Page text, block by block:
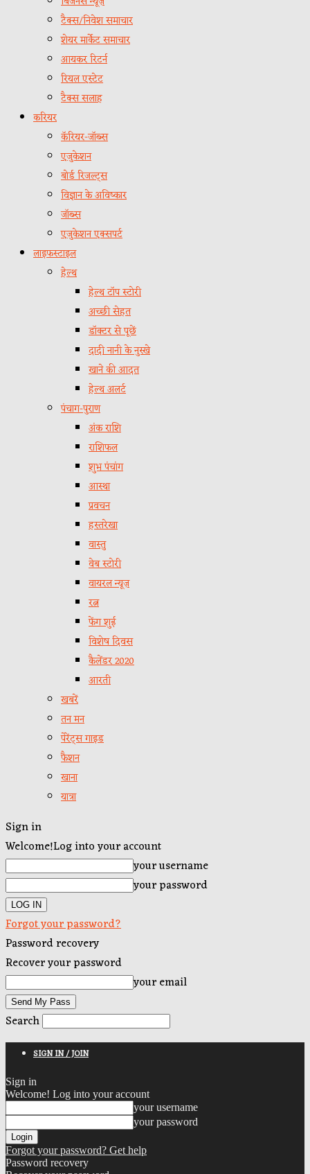
टैक्स/निवेश समाचार
शेयर मार्केट समाचार
आयकर रिटर्न
रियल एस्टेट
टैक्स सलाह
करियर
कॅरियर-जॉब्स
एजुकेशन
बोर्ड रिजल्ट्स
विज्ञान के अविष्कार
जॉब्स
एजुकेशन एक्सपर्ट
लाइफस्टाइल
हेल्थ
हेल्थ टॉप स्टोरी
अच्छी सेहत
डॉक्टर से पूछें
दादी नानी के नुस्खे
खाने की आदत
हेल्थ अलर्ट
पंचाग-पुराण
अंक राशि
राशिफल
शुभ पंचांग
आस्था
प्रवचन
हस्तरेखा
वास्तु
वेब स्टोरी
वायरल न्यूज़
रत्न
फेंग शुई
विशेष दिवस
कैलेंडर 2020
आरती
खबरें
तन मन
पेरेंट्स गाइड
फैशन
खाना
यात्रा
Sign in
Welcome!Log into your account
your username
your password
Forgot your password?
Password recovery
Recover your password
your email
Search
SIGN IN / JOIN
Sign in
Welcome! Log into your account
your username
your password
Forgot your password? Get help
Password recovery